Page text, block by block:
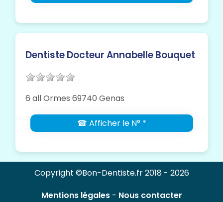
Dentiste Docteur Annabelle Bouquet
6 all Ormes 69740 Genas
☎ Afficher le N° *
Copyright ©Bon-Dentiste.fr 2018 - 2026
Mentions légales- Nous contacter